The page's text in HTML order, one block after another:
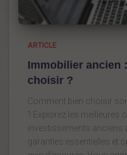
ARTICLE
Immobilier ancien
choisir ?
Comment bien choisir
? Explorez les meilleures
investissements anciens
garanties essentielles et